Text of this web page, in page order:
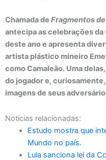
Chamada de Fragmentos
antecipa as celebrações da
deste ano e apresenta
artista plástico mineiro
como Camaleão. Uma
do jogador e,
imagens de seus
Notícias relacionadas:
Estudo mostra que
Mundo no país.
Lula sanciona lei da